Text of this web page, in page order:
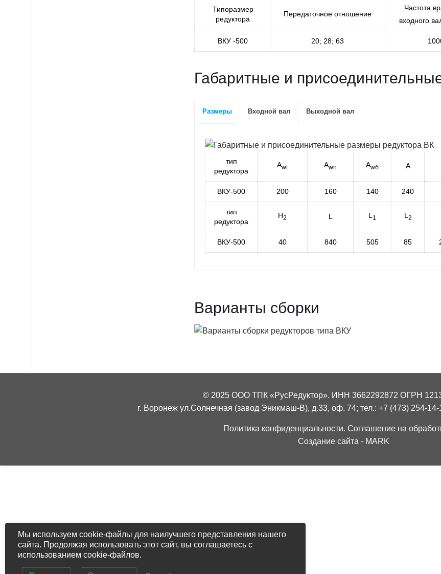
Типоразмер
редуктора
Передаточное отношение
Частота
входного
ВКУ -500 20; 28; 63
Габаритные и
Размеры Входной вал Выходной вал
тип
редуктора
Awt Awn Awб A
ВКУ-500 200 160 140 240
тип
редуктора
H2 L L 1 L 2
ВКУ-500 40 840 505 85
Варианты сборки
© 2025 ООО ТПК «РусРедуктор». ИНН 3662292872 ОГРН
г. Воронеж ул.Солнечная (завод Эникмаш-В), д.33, оф. 74; тел.: +7 (473) 254-
Политика конфиденциальности. Соглашение на
Создание сайта - MARK
Мы используем cookie-файлы для наилучшего представления нашего
сайта. Продолжая использовать этот сайт, вы соглашаетесь с
использованием cookie-файлов.